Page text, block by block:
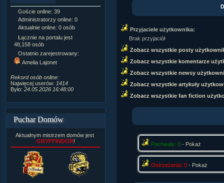
Goście online: 39
Administratorzy online: 0
Aktualnie online: 0 osób
Łącznie na portalu jest
48,158 osób
Ostatnio zarejestrowany:
Amelia Lajonet
Rekord osób online:
Najwięcej userów: 1414
Było: 24.05.2026 16:48:00
Napisanych artykułów:
Zdjęć w galerii:21,490
Tematów na forum: 3,921
Postów na forum:
Komentarzy do materiałów:
222,019
3,327
Wlepionych ostrzeżeń:4,170
Puchar Domów
Aktualnym mistrzem domów jest
GRYFFINDOR!
Przyjaciele użytkownika:
Brak przyjaciół
Zobacz wszystkie posty
Zobacz wszystkie komentarze
Zobacz wszystkie newsy
Zobacz wszystkie artykuły
Zobacz wszystkie fan fiction
Pochwały: 0- Pokaż
Ostrzeżenia: 0- Pokaż